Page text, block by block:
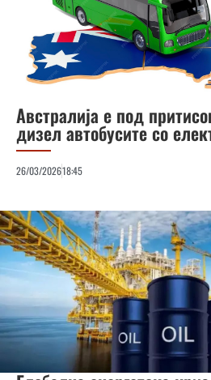
Австралија е под
дизел автобусите со
26/03/202618:45